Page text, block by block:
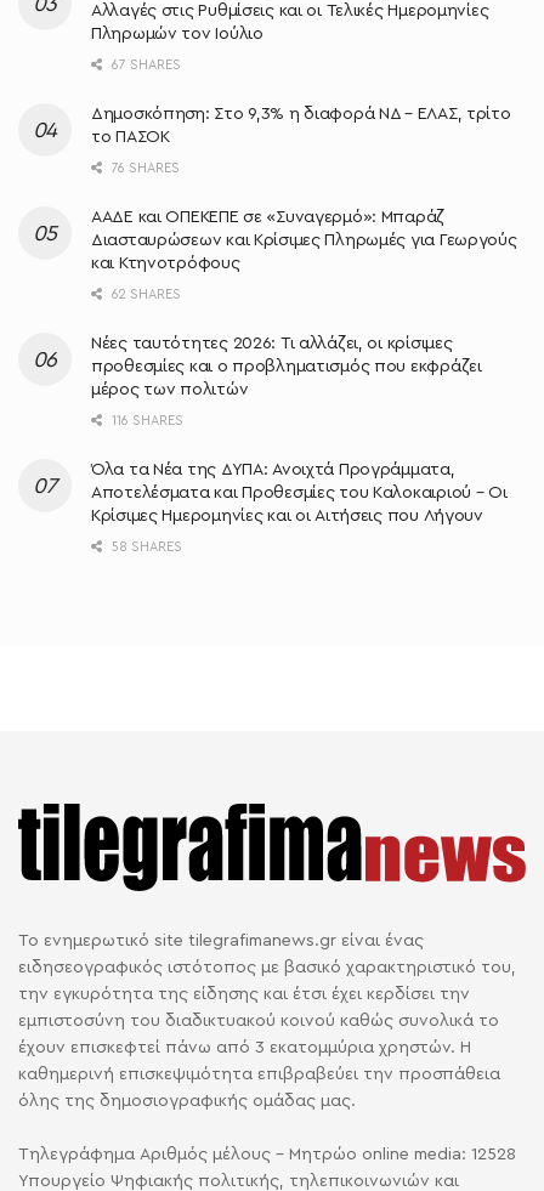
Αλλαγές στις Ρυθμίσεις και οι Τελικές Ημερομηνίες
Πληρωμών τον Ιούλιο
67 SHARES
Δημοσκόπηση: Στο 9,3% η διαφορά ΝΔ – ΕΛΑΣ, τρίτο
το ΠΑΣΟΚ
76 SHARES
ΑΑΔΕ και ΟΠΕΚΕΠΕ σε «Συναγερμό»: Μπαράζ
Διασταυρώσεων και Κρίσιμες Πληρωμές για Γεωργούς
και Κτηνοτρόφους
62 SHARES
Νέες ταυτότητες 2026: Τι αλλάζει, οι κρίσιμες
προθεσμίες και ο προβληματισμός που εκφράζει
μέρος των πολιτών
116 SHARES
Όλα τα Νέα της ΔΥΠΑ: Ανοιχτά Προγράμματα,
Αποτελέσματα και Προθεσμίες του Καλοκαιριού – Οι
Κρίσιμες Ημερομηνίες και οι Αιτήσεις που Λήγουν
58 SHARES
Το ενημερωτικό site tilegrafimanews.gr είναι ένας
ειδησεογραφικός ιστότοπος με βασικό χαρακτηριστικό του,
την εγκυρότητα της είδησης και έτσι έχει κερδίσει την
εμπιστοσύνη του διαδικτυακού κοινού καθώς συνολικά το
έχουν επισκεφτεί πάνω από 3 εκατομμύρια χρηστών. Η
καθημερινή επισκεψιμότητα επιβραβεύει την προσπάθεια
όλης της δημοσιογραφικής ομάδας μας.
Τηλεγράφημα Αριθμός μέλους - Μητρώο online media: 12528
Υπουργείο Ψηφιακής πολιτικής, τηλεπικοινωνιών και